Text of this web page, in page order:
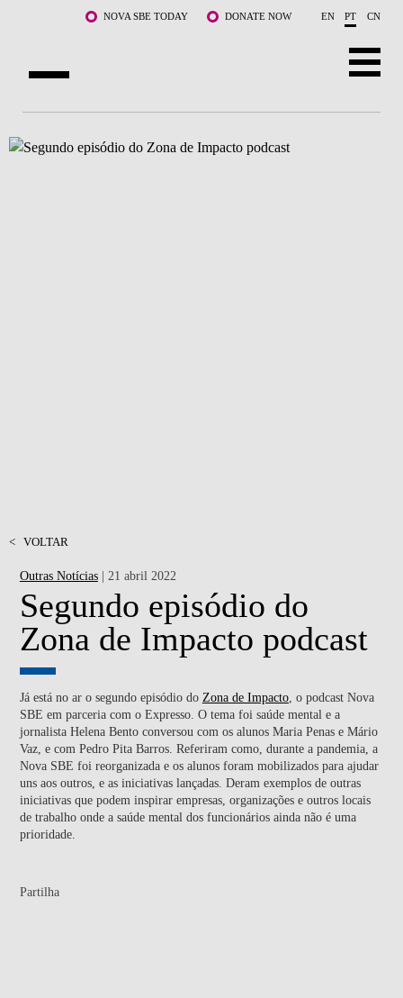
Saltar para o conteúdo principalNOVA SBE TODAY DONATE NOW EN PT CN
< VOLTAR
Outras Notícias| 21 abril 2022
Segundo episódio do
Zona de Impacto podcast
Já está no ar o segundo episódio do Zona de Impacto, o podcast Nova
SBE em parceria com o Expresso. O tema foi saúde mental e a
jornalista Helena Bento conversou com os alunos Maria Penas e Mário
Vaz, e com Pedro Pita Barros. Referiram como, durante a pandemia, a
Nova SBE foi reorganizada e os alunos foram mobilizados para ajudar
uns aos outros, e as iniciativas lançadas. Deram exemplos de outras
iniciativas que podem inspirar empresas, organizações e outros locais
de trabalho onde a saúde mental dos funcionários ainda não é uma
prioridade.
Partilha